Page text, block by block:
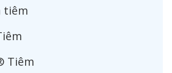
tiêm
Tiêm